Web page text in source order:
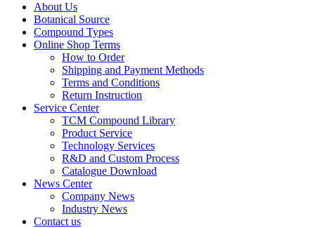
About Us
Botanical Source
Compound Types
Online Shop Terms
How to Order
Shipping and Payment Methods
Terms and Conditions
Return Instruction
Service Center
TCM Compound Library
Product Service
Technology Services
R&D and Custom Process
Catalogue Download
News Center
Company News
Industry News
Contact us